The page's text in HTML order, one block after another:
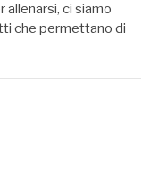
ci siamo
che permettano di